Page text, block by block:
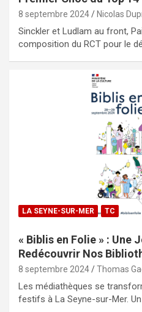
8 septembre 2024 Nicolas
Sinckler et Ludlam au front,
composition du RCT pour le
LA SEYNE-SUR-MER TC
« Biblis en Folie » : Une
Redécouvrir Nos
8 septembre 2024 Thomas
Les médiathèques se
festifs à La Seyne-sur-Mer.